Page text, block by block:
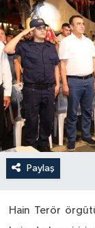
Paylaş
Hain Terör